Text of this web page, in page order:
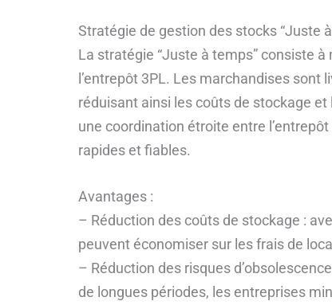
Stratégie de gestion des stocks “Juste
La stratégie “Juste à temps” consiste
l’entrepôt 3PL. Les marchandises sont
réduisant ainsi les coûts de stockage
une coordination étroite entre
rapides et fiables.
Avantages :
– Réduction des coûts de stockage :
peuvent économiser sur les frais de
– Réduction des risques
de longues périodes, les entreprises